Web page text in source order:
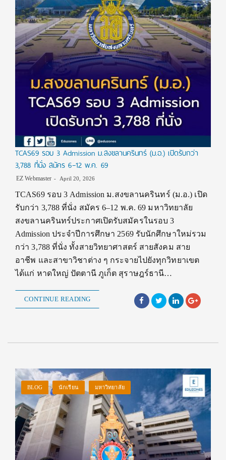
TCAS69 รอบ 3 Admission ม.สงขลานครินทร์ (ม.อ.) เปิดรับกว่า
3,788 ที่นั่ง สมัคร 6–12 พ.ค. 69
EZ Webmaster April 20, 2026
TCAS69 รอบ 3 Admission ม.สงขลานครินทร์ (ม.อ.) เปิด
รับกว่า 3,788 ที่นั่ง สมัคร 6–12 พ.ค. 69 มหาวิทยาลัย
สงขลานครินทร์ประกาศเปิดรับสมัครในรอบ 3
Admission ประจำปีการศึกษา 2569 รับนักศึกษาใหม่รวม
กว่า 3,788 ที่นั่ง ทั้งสายวิทยาศาสตร์ สายสังคม สาย
อาชีพ และสาขาวิชาต่าง ๆ กระจายไปยังทุกวิทยาเขต
ได้แก่ หาดใหญ่ ปัตตานี ภูเก็ต สุราษฎร์ธานี…
CONTINUE READING
BLOG นักเรียน มหาวิทยาลัย